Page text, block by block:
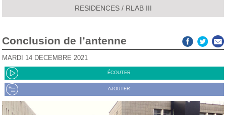
RESIDENCES/ RLAB III
Conclusion de l’antenne
MARDI 14 DÉCEMBRE 2021
ÉCOUTER
AJOUTER